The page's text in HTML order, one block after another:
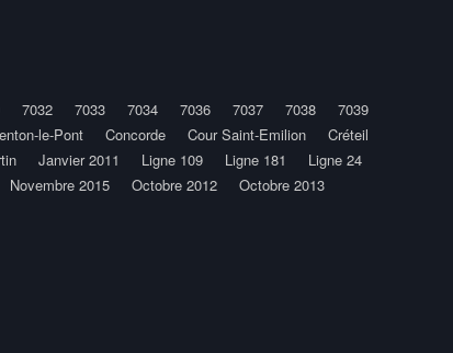
7032 7033 7034 7036 7037 7038
7039
le-Pont Concorde Cour Saint-Emilion
Créteil
Janvier 2011 Ligne 109 Ligne 181
Ligne 24
Novembre 2015 Octobre 2012
Octobre 2013